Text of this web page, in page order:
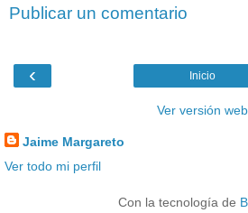
Publicar un comentario
‹ Inicio
Ver versión web
Jaime Margareto
Ver todo mi perfil
Con la tecnología de